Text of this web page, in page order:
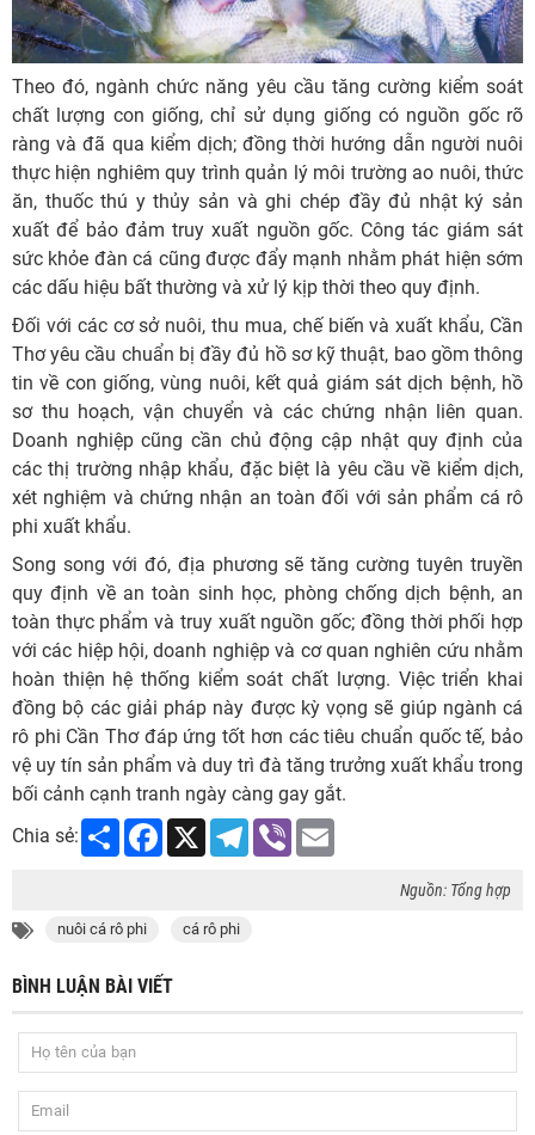
Theo đó, ngành chức năng yêu cầu tăng cường kiểm soát
chất lượng con giống, chỉ sử dụng giống có nguồn gốc rõ
ràng và đã qua kiểm dịch; đồng thời hướng dẫn người nuôi
thực hiện nghiêm quy trình quản lý môi trường ao nuôi, thức
ăn, thuốc thú y thủy sản và ghi chép đầy đủ nhật ký sản
xuất để bảo đảm truy xuất nguồn gốc. Công tác giám sát
sức khỏe đàn cá cũng được đẩy mạnh nhằm phát hiện sớm
các dấu hiệu bất thường và xử lý kịp thời theo quy định.
Đối với các cơ sở nuôi, thu mua, chế biến và xuất khẩu, Cần
Thơ yêu cầu chuẩn bị đầy đủ hồ sơ kỹ thuật, bao gồm thông
tin về con giống, vùng nuôi, kết quả giám sát dịch bệnh, hồ
sơ thu hoạch, vận chuyển và các chứng nhận liên quan.
Doanh nghiệp cũng cần chủ động cập nhật quy định của
các thị trường nhập khẩu, đặc biệt là yêu cầu về kiểm dịch,
xét nghiệm và chứng nhận an toàn đối với sản phẩm cá rô
phi xuất khẩu.
Song song với đó, địa phương sẽ tăng cường tuyên truyền
quy định về an toàn sinh học, phòng chống dịch bệnh, an
toàn thực phẩm và truy xuất nguồn gốc; đồng thời phối hợp
với các hiệp hội, doanh nghiệp và cơ quan nghiên cứu nhằm
hoàn thiện hệ thống kiểm soát chất lượng. Việc triển khai
đồng bộ các giải pháp này được kỳ vọng sẽ giúp ngành cá
rô phi Cần Thơ đáp ứng tốt hơn các tiêu chuẩn quốc tế, bảo
vệ uy tín sản phẩm và duy trì đà tăng trưởng xuất khẩu trong
bối cảnh cạnh tranh ngày càng gay gắt.
Chia sẻ:
Share Facebook
X Telegram
Viber
Nguồn: Tổng hợp
nuôi cá rô phi cá rô phi
BÌNH LUẬN BÀI VIẾT